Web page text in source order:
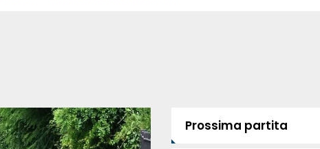
Prossima partita